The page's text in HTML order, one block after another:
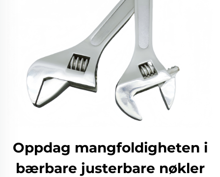
Oppdag mangfoldigheten i
bærbare justerbare nøkler